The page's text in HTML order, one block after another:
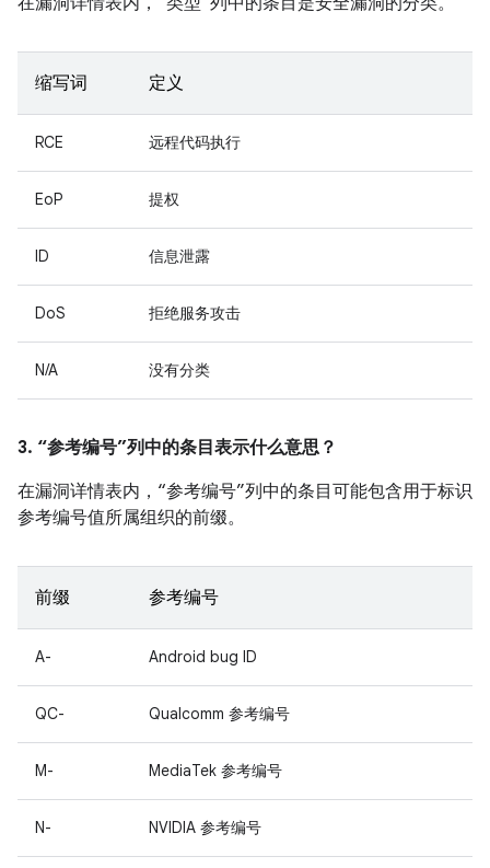
缩写词 定义
RCE 远程代码执行
EoP 提权
ID 信息泄露
DoS 拒绝服务攻击
N/A 没有分类
3. “参考编号”列中的条目表示什么意思？
在漏洞详情表内，“参考编号”列中的条目可能包含用于标识
参考编号值所属组织的前缀。
前缀 参考编号
A- Android bug ID
QC- Qualcomm 参考编号
M- MediaTek 参考编号
N- NVIDIA 参考编号